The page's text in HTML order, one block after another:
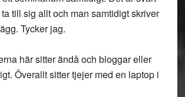
till sig allt och man samtidigt skriver
Tycker jag.
här sitter ändå och bloggar eller
Överallt sitter tjejer med en laptop i